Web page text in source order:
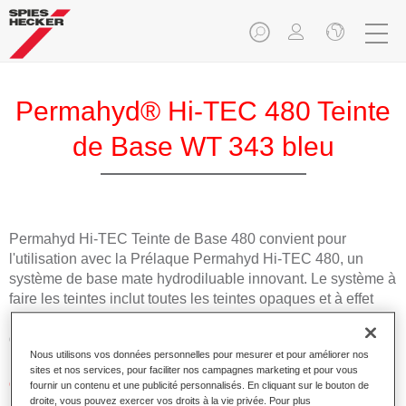
Permahyd® Hi-TEC 480 Teinte
de Base WT 343 bleu
Permahyd Hi-TEC Teinte de Base 480 convient pour
l'utilisation avec la Prélaque Permahyd Hi-TEC 480, un
système de base mate hydrodiluable innovant. Le système à
faire les teintes inclut toutes les teintes opaques et à effet
nécessaires pour la réparation carrosserie de haute qualité
des voitures de tourisme.
Caractéristiques du produit
Nous utilisons vos données personnelles pour mesurer et pour améliorer nos
sites et nos services, pour faciliter nos campagnes marketing et pour vous
fournir un contenu et une publicité personnalisés. En cliquant sur le bouton de
droite, vous pouvez exercer vos droits à la vie privée. Pour plus